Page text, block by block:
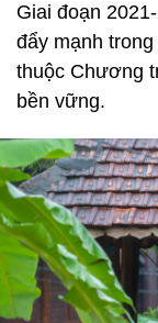
Giai đoạn
đẩy mạnh
thuộc Chương
bền vững.